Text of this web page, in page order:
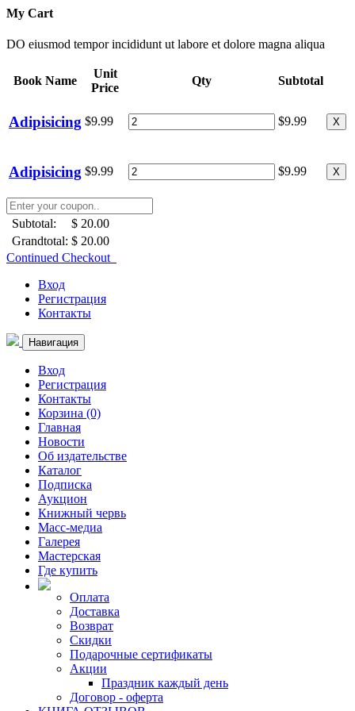
My Cart
DO eiusmod tempor incididunt ut labore et dolore magna aliqua
Book Name
Unit
Price
Qty Subtotal
Adipisicing $9.99 $9.99 X
Adipisicing $9.99 $9.99 X
Subtotal:
$ 20.00
Grandtotal: $ 20.00
Continued Checkout
Вход
Регистрация
Контакты
Навигация
Вход
Регистрация
Контакты
Корзина (0)
Главная
Новости
Об издательстве
Каталог
Подписка
Аукцион
Книжный червь
Масс-медиа
Галерея
Мастерская
Где купить
Оплата
Доставка
Возврат
Скидки
Подарочные сертификаты
Акции
Праздник каждый день
Договор - оферта